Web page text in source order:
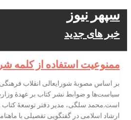
سپهر نیوز
خبر های جدید
ممنوعیت استفاده از کلمه
بر اساس مصوبۀ شورایعالی انقلاب
سیاست‌ها و ضوابط نشر کتاب بر عهدۀ
است.محمد سلگی، مدیر دفتر توسعۀ کتاب
ارشاد اسلامی در گفتگویی تفصیلی با